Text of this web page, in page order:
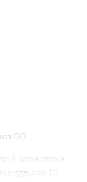
GO
è senza ombra
aggiunto 10